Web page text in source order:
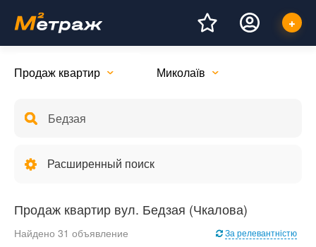
Продаж квартир Миколаїв
Расширенный поиск
Продаж квартир вул. Бедзая (Чкалова)
Найдено 31 объявление За релевантністю